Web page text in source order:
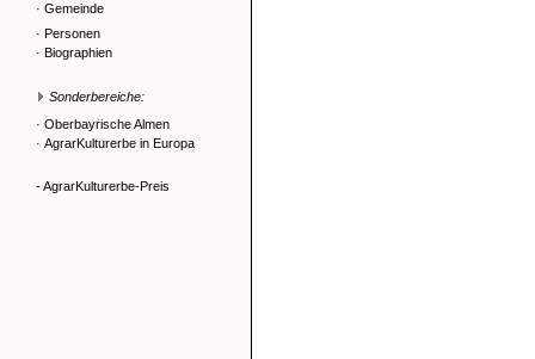
· Gemeinde
· Personen
· Biographien
Sonderbereiche:
· Oberbayrische Almen
· AgrarKulturerbe in Europa
- AgrarKulturerbe-Preis